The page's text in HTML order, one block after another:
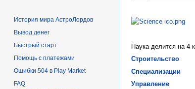
Наука делится на 4
Строительство
Специализации
Управление
История мира АстроЛордов
Вывод денег
Быстрый старт
Помощь с платежами
Ошибки 504 в Play Market
FAQ